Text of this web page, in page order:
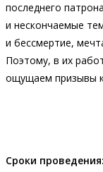
последнего
и нескончаемые
и бессмертие,
Поэтому, в их
ощущаем призывы
Сроки